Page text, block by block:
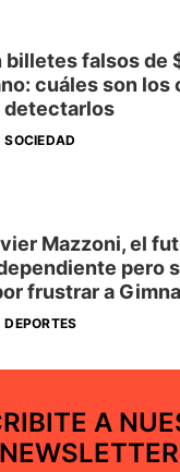
billetes falsos de
cuáles son los
detectarlos
SOCIEDAD
Mazzoni, el
pero
frustrar a
DEPORTES
A
NEWSLETTER